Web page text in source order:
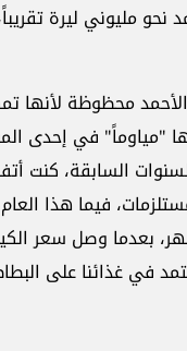
نحو مليوني ليرة
محظوظة لأنها
السابقة، كنت
فيما هذا
نعتمد في غذائنا على